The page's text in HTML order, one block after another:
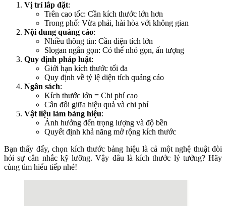
Vị trí lắp đặt:
Trên cao tốc: Cần kích thước lớn hơn
Trong phố: Vừa phải, hài hòa với không gian
Nội dung quảng cáo:
Nhiều thông tin: Cần diện tích lớn
Slogan ngắn gọn: Có thể nhỏ gọn, ấn tượng
Quy định pháp luật:
Giới hạn kích thước tối đa
Quy định về tỷ lệ diện tích quảng cáo
Ngân sách:
Kích thước lớn = Chi phí cao
Cân đối giữa hiệu quả và chi phí
Vật liệu làm bảng hiệu:
Ảnh hưởng đến trọng lượng và độ bền
Quyết định khả năng mở rộng kích thước
Bạn thấy đấy, chọn kích thước bảng hiệu là cả một nghệ thuật đòi
hỏi sự cân nhắc kỹ lưỡng. Vậy đâu là kích thước lý tưởng? Hãy
cùng tìm hiểu tiếp nhé!